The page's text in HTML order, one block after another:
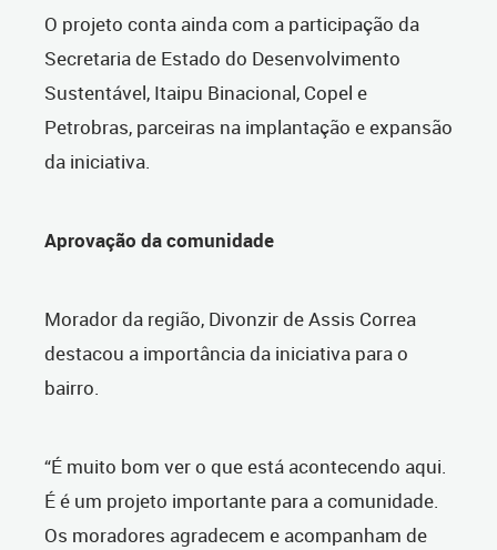
O projeto conta ainda com a participação da
Secretaria de Estado do Desenvolvimento
Sustentável, Itaipu Binacional, Copel e
Petrobras, parceiras na implantação e expansão
da iniciativa.
Aprovação da comunidade
Morador da região, Divonzir de Assis Correa
destacou a importância da iniciativa para o
bairro.
“É muito bom ver o que está acontecendo aqui.
É é um projeto importante para a comunidade.
Os moradores agradecem e acompanham de